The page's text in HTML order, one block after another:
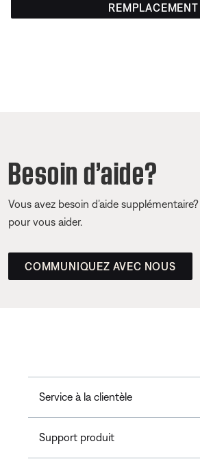
REMPLACEMENT
Besoin d’aide?
Vous avez besoin d’aide
pour vous aider.
COMMUNIQUEZ AVEC NOUS
Service à la clientèle
Support produit